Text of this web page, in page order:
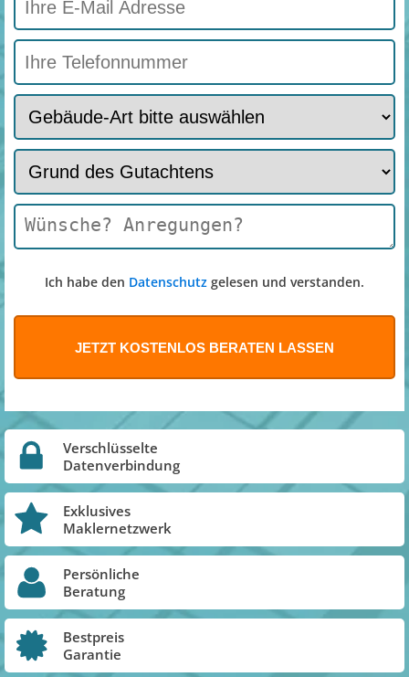
Ich habe den Datenschutz gelesen und verstanden.
Verschlüsselte
Datenverbindung
Exklusives
Maklernetzwerk
Persönliche
Beratung
Bestpreis
Garantie